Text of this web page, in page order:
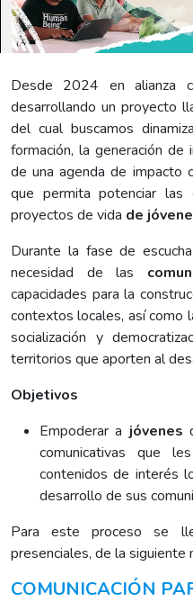
Desde 2024 en alianza
desarrollando un proyecto
del cual buscamos
formación, la generación
de una agenda de impacto
que permita potenciar las
proyectos de vida de
Durante la fase de
necesidad de las
capacidades para la
contextos locales, así como
socialización y
territorios que aporten al
Objetivos
Empoderar a jóvenes
comunicativas que
contenidos de interés
desarrollo de sus
Para este proceso se
presenciales, de la siguiente
COMUNICACIÓN